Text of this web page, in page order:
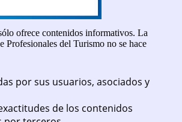
ofrece contenidos informativos. La
Profesionales del Turismo no se hace
por sus usuarios, asociados y
de los contenidos